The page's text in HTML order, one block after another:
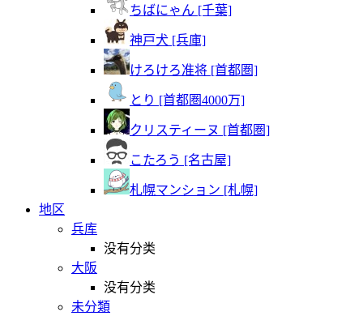
ちばにゃん [千葉]
神戸犬 [兵庫]
けろけろ准将 [首都圏]
とり [首都圏4000万]
クリスティーヌ [首都圏]
こたろう [名古屋]
札幌マンション [札幌]
地区
兵库
没有分类
大阪
没有分类
未分類